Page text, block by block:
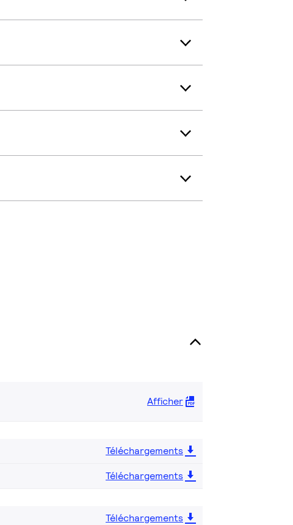
Afficher
Téléchargements
Téléchargements
Téléchargements